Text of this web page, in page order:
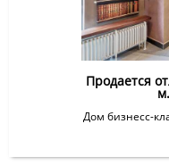
Продается
Дом бизнесс-